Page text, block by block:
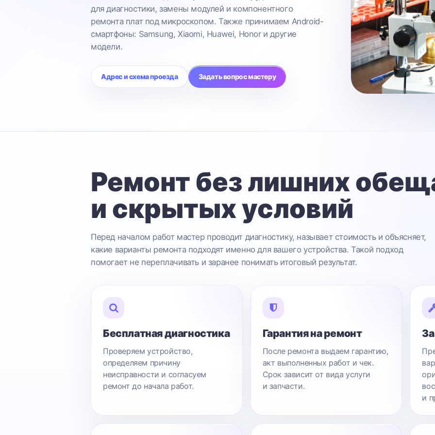
для диагностики, замены модулей и компонентного
ремонта плат под микроскопом. Также принимаем Android-
смартфоны: Samsung, Xiaomi, Huawei, Honor и другие
модели.
Адрес и схема проезда Задать вопрос мастеру
Ремонт без лишних
и скрытых условий
Перед началом работ мастер проводит диагностику, называет стоимость и объясняет,
какие варианты ремонта подходят именно для вашего устройства. Такой подход
помогает не переплачивать и заранее понимать итоговый результат.
Бесплатная диагностика
Проверяем устройство,
определяем причину
неисправности и согласуем
ремонт до начала работ.
Гарантия на ремонт
После ремонта выдаем гарантию,
акт выполненных работ и чек.
Срок зависит от вида услуги
и запчасти.
и